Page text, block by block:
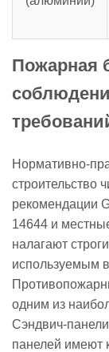
Пожарная
Нормативно-
строительство
рекомендации
14644 и
налагают
используемым
одним из
Сэндвич-
панелей имеют